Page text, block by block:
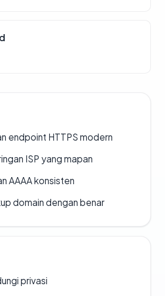
endpoint HTTPS modern
ISP yang mapan
AAAA konsisten
domain dengan benar
privasi